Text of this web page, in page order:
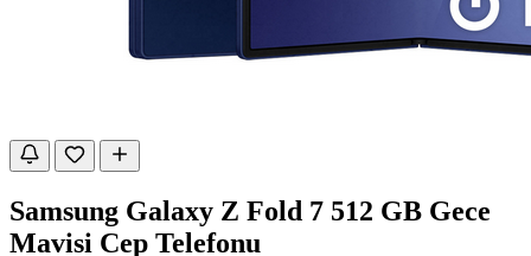
Samsung Galaxy Z Fold 7 512 GB Gece
Mavisi Cep Telefonu